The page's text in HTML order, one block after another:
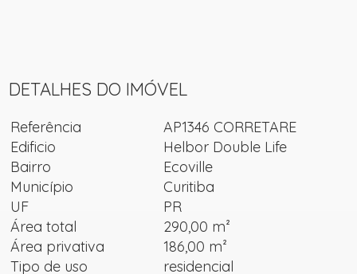
DETALHES DO IMÓVEL
Referência
AP1346 CORRETARE
Edificio
Helbor Double Life
Bairro
Ecoville
Município
Curitiba
UF
PR
Área total
290,00 m²
Área privativa
186,00 m²
Tipo de uso
residencial